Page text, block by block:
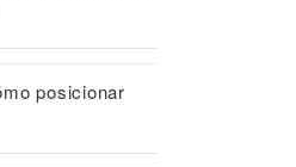
posicionar